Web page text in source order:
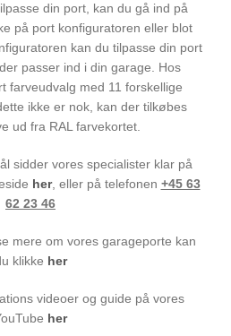
din port, kan du gå ind på
på port konfiguratoren eller blot
kan du tilpasse din port
passer ind i din garage. Hos
farveudvalg med 11 forskellige
ikke er nok, kan der tilkøbes
ud fra RAL farvekortet.
sidder vores specialister klar på
her, eller på telefonen +45 63
62 23 46
mere om vores garageporte kan
klikke her
videoer og guide på vores
her